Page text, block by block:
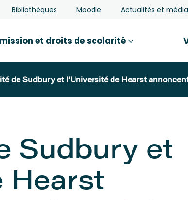
Bibliothèques Moodle Actualités et
et droits de scolarité
de Sudbury et l’Université de Hearst
Sudbury et
Hearst